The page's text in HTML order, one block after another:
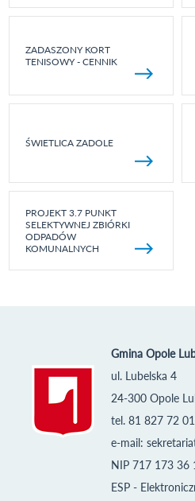
ZADASZONY KORT
TENISOWY - CENNIK
ŚWIETLICA ZADOLE
PROJEKT 3.7 PUNKT
SELEKTYWNEJ ZBIÓRKI
ODPADÓW
KOMUNALNYCH
Gmina Opole
ul. Lubelska 4
24-300 Opole
tel. 81 827 72
e-mail:
NIP 717 173 36
ESP -